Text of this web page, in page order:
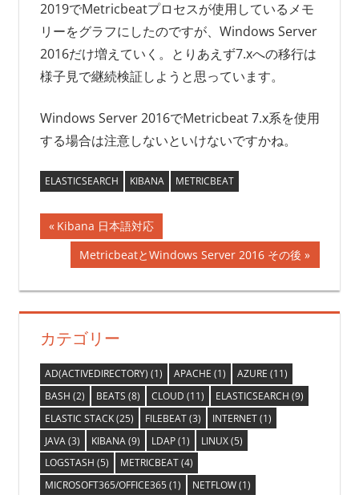
2019でMetricbeatプロセスが使用しているメモ
リーをグラフにしたのですが、Windows Server
2016だけ増えていく。とりあえず7.xへの移行は
様子見で継続検証しようと思っています。
Windows Server 2016でMetricbeat 7.x系を使用
する場合は注意しないといけないですかね。
ELASTICSEARCH KIBANA METRICBEAT
投
ナ
ビ
ゲ
ー
シ
ョ
ン
前
Kibana 日本語対応
次
の
記
事:
MetricbeatとWindows Server 2016 その後
カテゴリー
AD(ACTIVEDIRECTORY) (1) APACHE (1) AZURE (11)
BASH (2) BEATS (8) CLOUD (11) ELASTICSEARCH (9)
ELASTIC STACK(25) FILEBEAT(3) INTERNET(1)
JAVA(3) KIBANA(9) LDAP(1) LINUX(5)
LOGSTASH (5) METRICBEAT(4)
MICROSOFT365/OFFICE365(1) NETFLOW(1)